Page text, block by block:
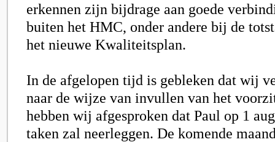
erkennen zijn bijdrage aan goede
buiten het HMC, onder andere bij de
het nieuwe Kwaliteitsplan.
In de afgelopen tijd is gebleken dat wij
naar de wijze van invullen van het
hebben wij afgesproken dat Paul op 1
taken zal neerleggen. De komende